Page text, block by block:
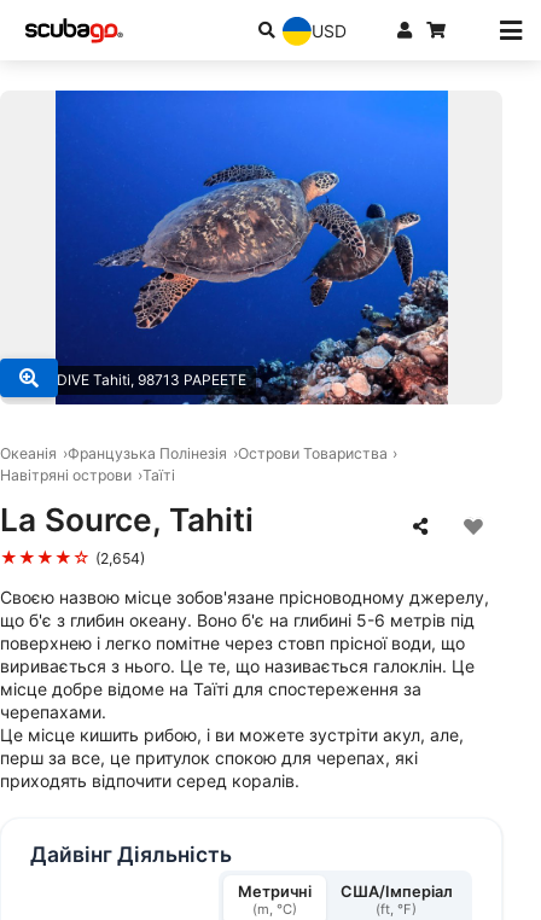
USD
© TOPDIVE Tahiti, 98713 PAPEETE
Океанія Французька Полінезія
Острови Товариства
Навітряні острови Таїті
La Source, Tahiti
★★★★☆ (2,654)
Своєю назвою місце зобов'язане прісноводному джерелу,
що б'є з глибин океану. Воно б'є на глибині 5-6 метрів під
поверхнею і легко помітне через стовп прісної води, що
виривається з нього. Це те, що називається галоклін. Це
місце добре відоме на Таїті для спостереження за
черепахами.
Це місце кишить рибою, і ви можете зустріти акул, але,
перш за все, це притулок спокою для черепах, які
приходять відпочити серед коралів.
Дайвінг Діяльність
Метричні
(m, °C)
США/Імперіал
(ft, °F)